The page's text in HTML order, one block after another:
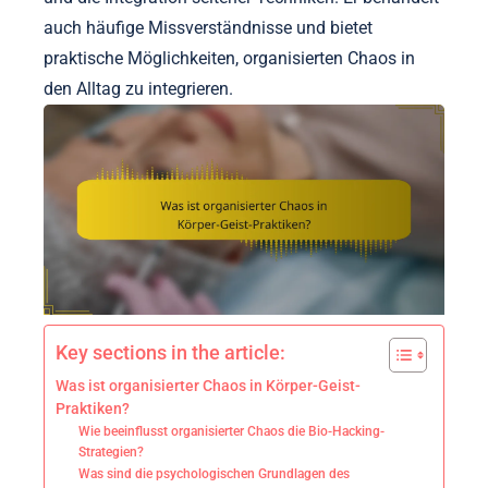
auch häufige Missverständnisse und bietet
praktische Möglichkeiten, organisierten Chaos in
den Alltag zu integrieren.
Key sections in the article:
Was ist organisierter Chaos in Körper-Geist-
Praktiken?
Wie beeinflusst organisierter Chaos die Bio-Hacking-
Strategien?
Was sind die psychologischen Grundlagen des